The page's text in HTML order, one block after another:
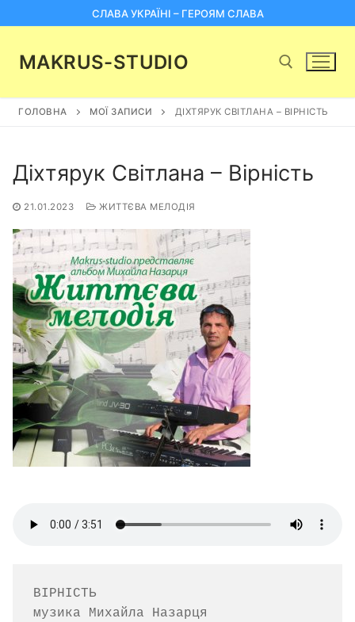
до
СЛАВА УКРАЇНІ – ГЕРОЯМ СЛАВА
MAKRUS-STUDIO
ГОЛОВНА МОЇ ЗАПИСИ ДІХТЯРУК СВІТЛАНА – ВІРНІСТЬ
Діхтярук Світлана – Вірність
21.01.2023 ЖИТТЄВА МЕЛОДІЯ
ВІРНІСТЬ
музика Михайла Назарця